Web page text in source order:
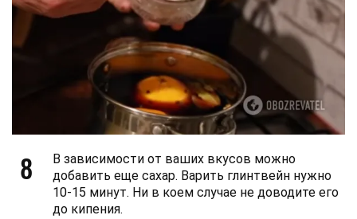
8
В зависимости от ваших вкусов можно
добавить еще сахар. Варить глинтвейн нужно
10-15 минут. Ни в коем случае не доводите его
до кипения.